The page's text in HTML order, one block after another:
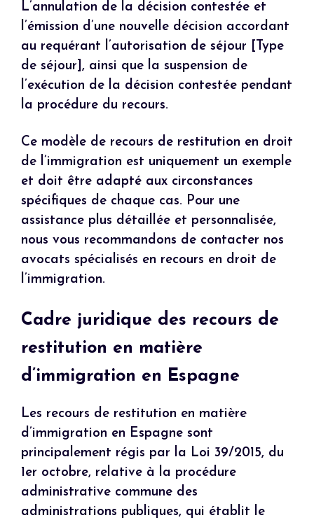
L’annulation de la décision contestée et
l’émission d’une nouvelle décision accordant
au requérant l’autorisation de séjour [Type
de séjour], ainsi que la suspension de
l’exécution de la décision contestée pendant
la procédure du recours.
Ce modèle de recours de restitution en droit
de l’immigration est uniquement un exemple
et doit être adapté aux circonstances
spécifiques de chaque cas. Pour une
assistance plus détaillée et personnalisée,
nous vous recommandons de contacter nos
avocats spécialisés en recours en droit de
l’immigration.
Cadre juridique des recours de
restitution en matière
d’immigration en Espagne
Les recours de restitution en matière
d’immigration en Espagne sont
principalement régis par la Loi 39/2015, du
1er octobre, relative à la procédure
administrative commune des
administrations publiques, qui établit le